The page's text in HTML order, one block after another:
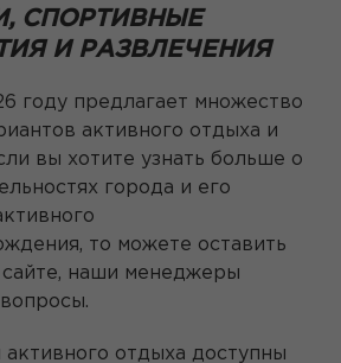
СПОРТИВНЫЕ
И РАЗВЛЕЧЕНИЯ
году предлагает множество
активного отдыха и
вы хотите узнать больше о
города и его
то можете оставить
сайте, наши менеджеры
вопросы.
отдыха доступны